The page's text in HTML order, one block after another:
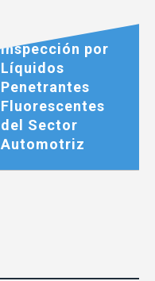
Inspección por
Líquidos
Penetrantes
Fluorescentes
del Sector
Automotriz